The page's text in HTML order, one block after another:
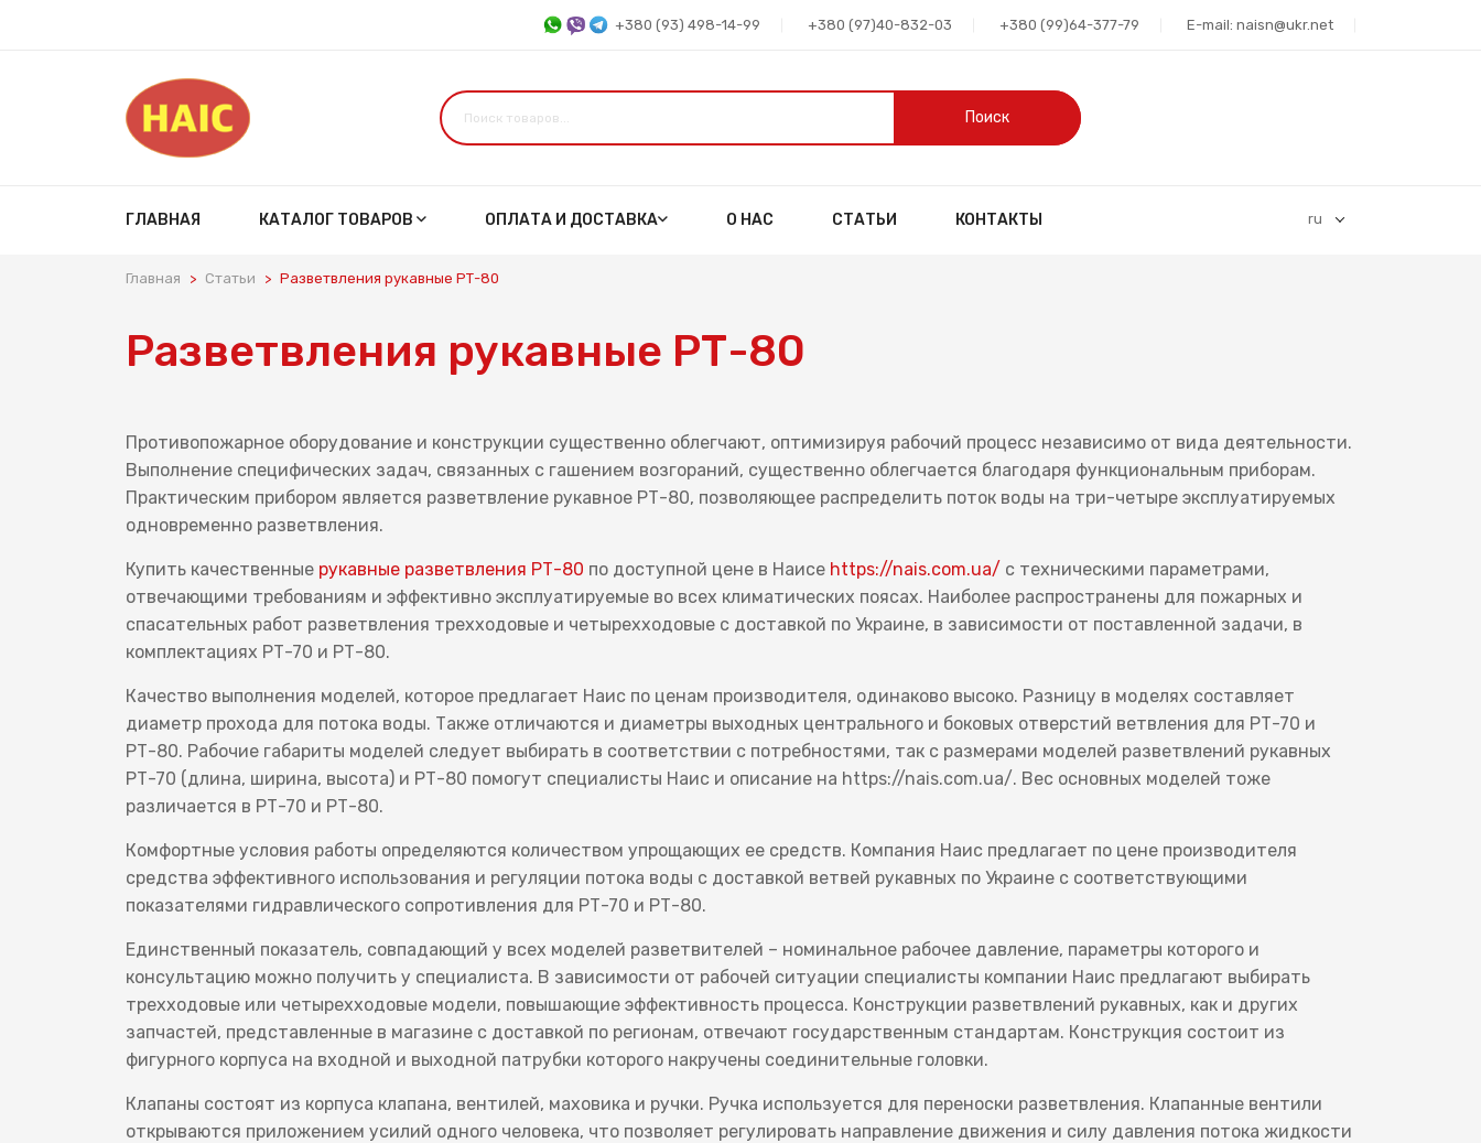
+380 (93) 498-14-99 +380 (97)40-832-03 +380 (99)64-377-79 E-mail: naisn@ukr.net
Поиск
ГЛАВНАЯ КАТАЛОГ ТОВАРОВ ОПЛАТА И ДОСТАВКА О НАС СТАТЬИ КОНТАКТЫ ru
Главная Статьи Разветвления рукавные РТ-80
Разветвления рукавные РТ-80
Противопожарное оборудование и конструкции существенно облегчают, оптимизируя рабочий процесс независимо от вида деятельности.
Выполнение специфических задач, связанных с гашением возгораний, существенно облегчается благодаря функциональным приборам.
Практическим прибором является разветвление рукавное РТ-80, позволяющее распределить поток воды на три-четыре эксплуатируемых
одновременно разветвления.
Купить качественные рукавные разветвления РТ-80 по доступной цене в Наисе https://nais.com.ua/ с техническими параметрами,
отвечающими требованиям и эффективно эксплуатируемые во всех климатических поясах. Наиболее распространены для пожарных и
спасательных работ разветвления трехходовые и четырехходовые с доставкой по Украине, в зависимости от поставленной задачи, в
комплектациях РТ-70 и РТ-80.
Качество выполнения моделей, которое предлагает Наис по ценам производителя, одинаково высоко. Разницу в моделях составляет
диаметр прохода для потока воды. Также отличаются и диаметры выходных центрального и боковых отверстий ветвления для РТ-70 и
РТ-80. Рабочие габариты моделей следует выбирать в соответствии с потребностями, так с размерами моделей разветвлений рукавных
РТ-70 (длина, ширина, высота) и РТ-80 помогут специалисты Наис и описание на https://nais.com.ua/. Вес основных моделей тоже
различается в РТ-70 и РТ-80.
Комфортные условия работы определяются количеством упрощающих ее средств. Компания Наис предлагает по цене производителя
средства эффективного использования и регуляции потока воды с доставкой ветвей рукавных по Украине с соответствующими
показателями гидравлического сопротивления для РТ-70 и РТ-80.
Единственный показатель, совпадающий у всех моделей разветвителей – номинальное рабочее давление, параметры которого и
консультацию можно получить у специалиста. В зависимости от рабочей ситуации специалисты компании Наис предлагают выбирать
трехходовые или четырехходовые модели, повышающие эффективность процесса. Конструкции разветвлений рукавных, как и других
запчастей, представленные в магазине с доставкой по регионам, отвечают государственным стандартам. Конструкция состоит из
фигурного корпуса на входной и выходной патрубки которого накручены соединительные головки.
Клапаны состоят из корпуса клапана, вентилей, маховика и ручки. Ручка используется для переноски разветвления. Клапанные вентили
открываются приложением усилий одного человека, что позволяет регулировать направление движения и силу давления потока жидкости